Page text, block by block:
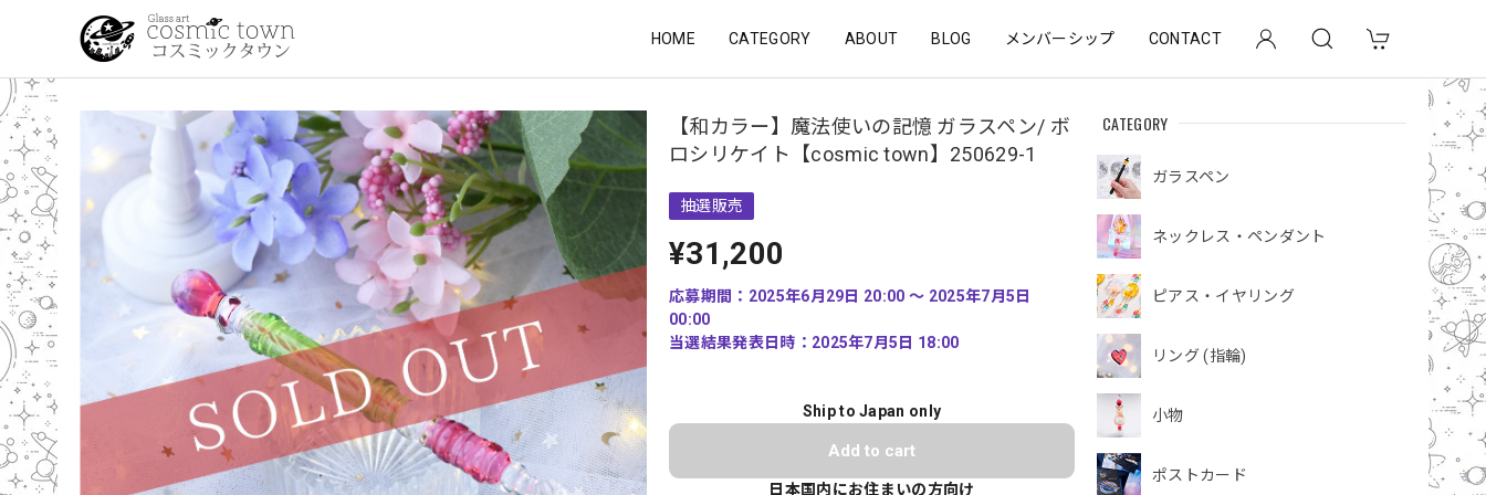
HOME CATEGORY ABOUT BLOG メンバーシップ CONTACT
CATEGORY
ガラスペン
ネックレス・ペンダント
ピアス・イヤリング
リング (指輪)
小物
ポストカード
【和カラー】魔法使いの記憶 ガラスペン/ ボ
ロシリケイト【cosmic town】250629-1
抽選販売
¥31,200
応募期間：2025年6月29日 20:00 〜 2025年7月5日
00:00
当選結果発表日時：2025年7月5日 18:00
Ship to Japan only
Add to cart
日本国内にお住まいの方向け